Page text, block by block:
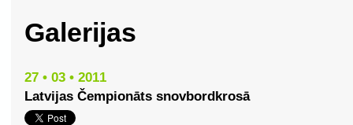
Galerijas
27 • 03 • 2011
Latvijas Čempionāts snovbordkrosā